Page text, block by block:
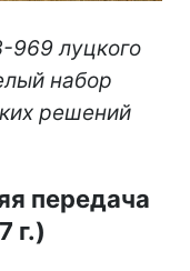
969 луцкого
набор
решений
передача
г.)